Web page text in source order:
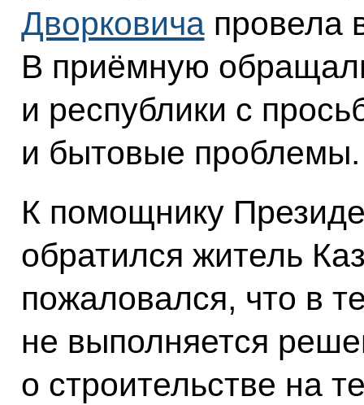
Дворковичапровела
В приёмную
и республики с
и бытовые проблемы.
К помощнику
обратился житель
пожаловался, что в
не выполняется
о строительстве на